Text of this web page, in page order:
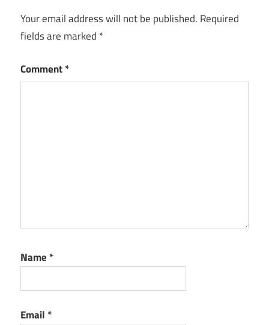
Your email address will not be published. Required
fields are marked *
Comment*
Name *
Email *